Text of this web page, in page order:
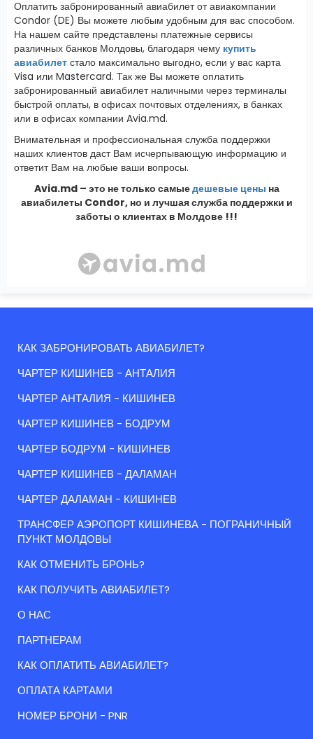
Оплатить забронированный авиабилет от авиакомпании
Condor (DE) Вы можете любым удобным для вас способом.
На нашем сайте представлены платежные сервисы
различных банков Молдовы, благодаря чему купить
авиабилет стало максимально выгодно, если у вас карта
Visa или Mastercard. Так же Вы можете оплатить
забронированный авиабилет наличными через терминалы
быстрой оплаты, в офисах почтовых отделениях, в банках
или в офисах компании Avia.md.
Внимательная и профессиональная служба поддержки
наших клиентов даст Вам исчерпывающую информацию и
ответит Вам на любые ваши вопросы.
Avia.md – это не только самыедешевые цены на
авиабилеты Condor, но и лучшая служба поддержки и
заботы о клиентах в Молдове !!!
КАК ЗАБРОНИРОВАТЬ АВИАБИЛЕТ?
ЧАРТЕР КИШИНЕВ - АНТАЛИЯ
ЧАРТЕР АНТАЛИЯ - КИШИНЕВ
ЧАРТЕР КИШИНЕВ - БОДРУМ
ЧАРТЕР БОДРУМ - КИШИНЕВ
ЧАРТЕР КИШИНЕВ - ДАЛАМАН
ЧАРТЕР ДАЛАМАН - КИШИНЕВ
ТРАНСФЕР АЭРОПОРТ КИШИНЕВА - ПОГРАНИЧНЫЙ
ПУНКТ МОЛДОВЫ
КАК ОТМЕНИТЬ БРОНЬ?
КАК ПОЛУЧИТЬ АВИАБИЛЕТ?
О НАС
ПАРТНЕРАМ
КАК ОПЛАТИТЬ АВИАБИЛЕТ?
ОПЛАТА КАРТАМИ
НОМЕР БРОНИ - PNR